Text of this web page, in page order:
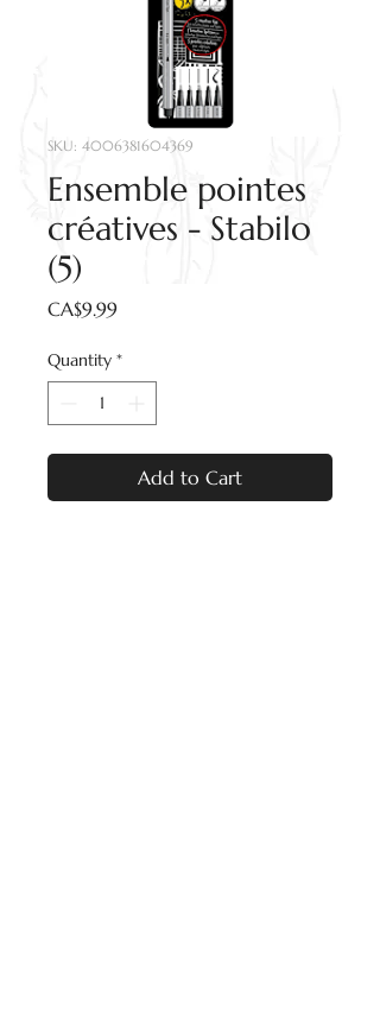
SKU: 4006381604369
Ensemble pointes
créatives - Stabilo
(5)
CA$9.99Price
Quantity *
Add to Cart